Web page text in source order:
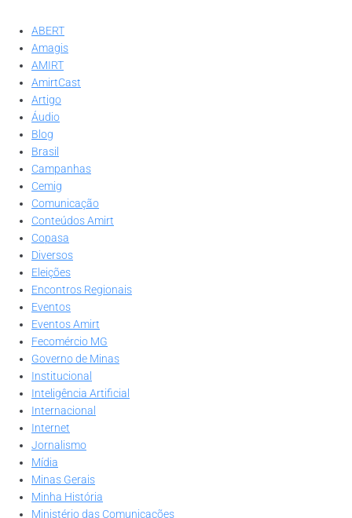
ABERT
Amagis
AMIRT
AmirtCast
Artigo
Áudio
Blog
Brasil
Campanhas
Cemig
Comunicação
Conteúdos Amirt
Copasa
Diversos
Eleições
Encontros Regionais
Eventos
Eventos Amirt
Fecomércio MG
Governo de Minas
Institucional
Inteligência Artificial
Internacional
Internet
Jornalismo
Mídia
Minas Gerais
Minha História
Ministério das Comunicações